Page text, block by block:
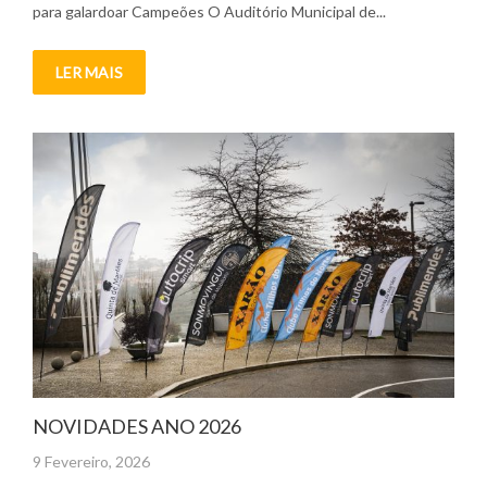
para galardoar Campeões O Auditório Municipal de...
LER MAIS
NOVIDADES ANO 2026
Posted
9 Fevereiro, 2026